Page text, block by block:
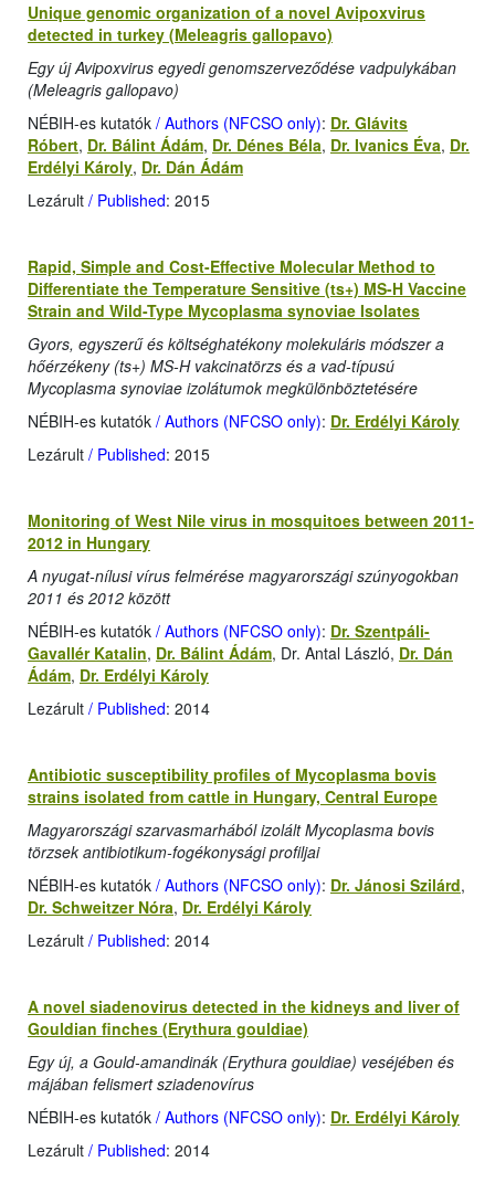
Unique genomic organization of a novel Avipoxvirus
detected in turkey (Meleagris gallopavo)
Egy új Avipoxvirus egyedi genomszerveződése vadpulykában
(Meleagris gallopavo)
NÉBIH-es kutatók / Authors (NFCSO only): Dr. Glávits
Róbert, Dr. Bálint Ádám, Dr. Dénes Béla, Dr. Ivanics Éva, Dr.
Erdélyi Károly, Dr. Dán Ádám
Lezárult / Published: 2015
Rapid, Simple and Cost-Effective Molecular Method to
Differentiate the Temperature Sensitive (ts+) MS-H Vaccine
Strain and Wild-Type Mycoplasma synoviae Isolates
Gyors, egyszerű és költséghatékony molekuláris módszer a
hőérzékeny (ts+) MS-H vakcinatörzs és a vad-típusú
Mycoplasma synoviae izolátumok megkülönböztetésére
NÉBIH-es kutatók / Authors (NFCSO only): Dr. Erdélyi Károly
Lezárult / Published: 2015
Monitoring of West Nile virus in mosquitoes between 2011-
2012 in Hungary
A nyugat-nílusi vírus felmérése magyarországi szúnyogokban
2011 és 2012 között
NÉBIH-es kutatók / Authors (NFCSO only): Dr. Szentpáli-
Gavallér Katalin, Dr. Bálint Ádám, Dr. Antal László, Dr. Dán
Ádám, Dr. Erdélyi Károly
Lezárult / Published: 2014
Antibiotic susceptibility profiles of Mycoplasma bovis
strains isolated from cattle in Hungary, Central Europe
Magyarországi szarvasmarhából izolált Mycoplasma bovis
törzsek antibiotikum-fogékonysági profiljai
NÉBIH-es kutatók / Authors (NFCSO only): Dr. Jánosi Szilárd,
Dr. Schweitzer Nóra, Dr. Erdélyi Károly
Lezárult / Published: 2014
A novel siadenovirus detected in the kidneys and liver of
Gouldian finches (Erythura gouldiae)
Egy új, a Gould-amandinák (Erythura gouldiae) veséjében és
májában felismert sziadenovírus
NÉBIH-es kutatók / Authors (NFCSO only): Dr. Erdélyi Károly
Lezárult / Published: 2014